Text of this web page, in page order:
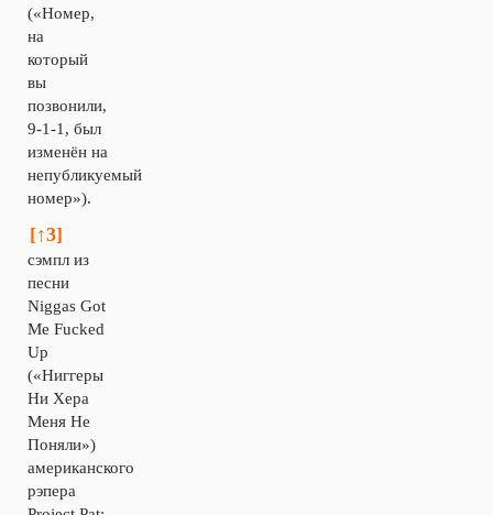
(«Номер,
на
который
вы
позвонили,
9-1-1, был
изменён на
непубликуемый
номер»).
[↑3]
сэмпл из
песни
Niggas Got
Me Fucked
Up
(«Ниггеры
Ни Хера
Меня Не
Поняли»)
американского
рэпера